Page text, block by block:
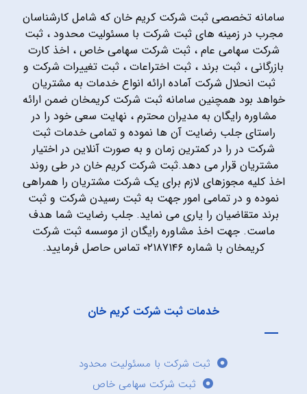
سامانه تخصصی ثبت شرکت کریم خان که شامل کارشناسان
مجرب در زمینه های ثبت شرکت با مسئولیت محدود ، ثبت
شرکت سهامی عام ، ثبت شرکت سهامی خاص ، اخذ کارت
بازرگانی ، ثبت برند ، ثبت اختراعات ، ثبت تغییرات شرکت و
ثبت انحلال شرکت آماده ارائه انواع خدمات به مشتریان
خواهد بود همچنین سامانه ثبت شرکت کریمخان ضمن ارائه
مشاوره رایگان به مدیران محترم ، نهایت سعی خود را در
راستای جلب رضایت آن ها نموده و تمامی خدمات ثبت
شرکت در را در کمترین زمان و به صورت آنلاین در اختیار
مشتریان قرار می دهد.ثبت شرکت کریم خان در طی روند
اخذ کلیه مجوزهای لازم برای یک شرکت مشتریان را همراهی
نموده و در تمامی امور جهت به ثبت رسیدن شرکت و ثبت
برند متقاضیان را یاری می نماید. جلب رضایت شما هدف
ماست. جهت اخذ مشاوره رایگان از موسسه ثبت شرکت
کریمخان با شماره ۰۲۱۸۷۱۴۶ تماس حاصل فرمایید.
خدمات ثبت شرکت کریم خان
ثبت شرکت با مسئولیت محدود
ثبت شرکت سهامی خاص